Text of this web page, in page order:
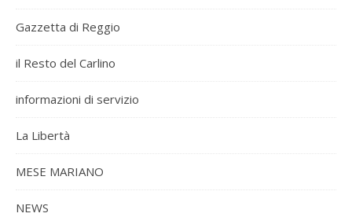
Gazzetta di Reggio
il Resto del Carlino
informazioni di servizio
La Libertà
MESE MARIANO
NEWS